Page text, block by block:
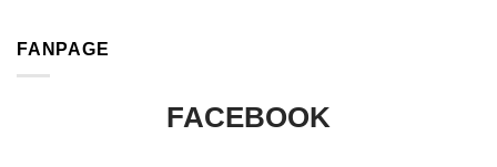
FANPAGE
FACEBOOK